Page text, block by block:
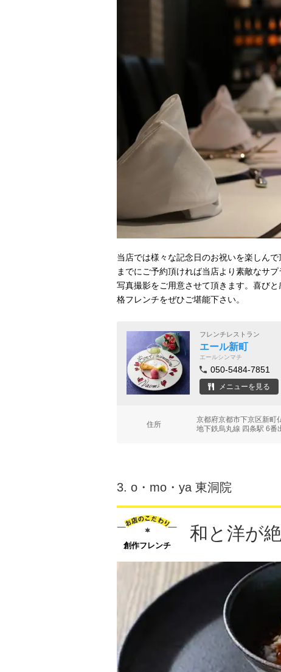
当店では様々な記念日のお祝いを楽しん
までにご予約頂ければ当店より素敵なサ
写真撮影をご用意させて頂きます。喜び
格フレンチをぜひご堪能下さい。
フレンチレストラン
エール新町
エールシンマチ
050-5484-7851
メニューを見る
住所
京都府京都市下京区新
地下鉄烏丸線 四条駅 6番
3. o・mo・ya 東洞院
創作フレンチ
和と洋が